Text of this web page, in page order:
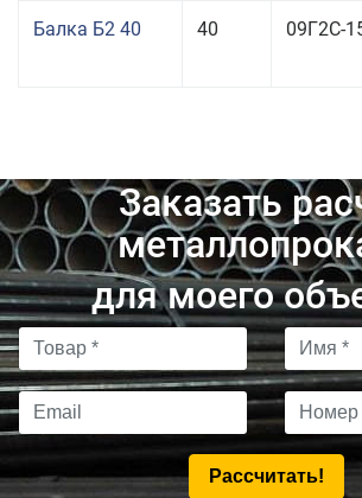
Балка Б2 40 40 09Г2С-
Заказать
для моего